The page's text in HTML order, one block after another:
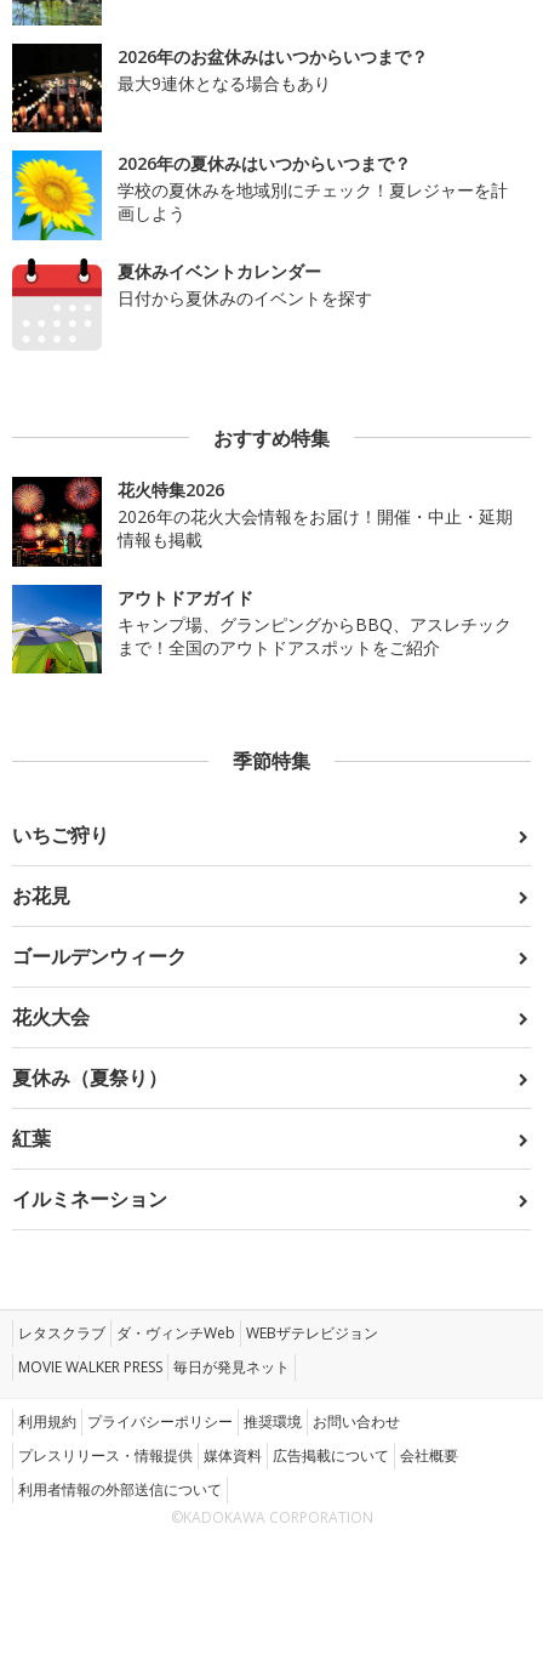
2026年のお盆休みはいつからいつまで？
最大9連休となる場合もあり
2026年の夏休みはいつからいつまで？
学校の夏休みを地域別にチェック！夏レジャーを計
画しよう
夏休みイベントカレンダー
日付から夏休みのイベントを探す
おすすめ特集
花火特集2026
2026年の花火大会情報をお届け！開催・中止・延期
情報も掲載
アウトドアガイド
キャンプ場、グランピングからBBQ、アスレチック
まで！全国のアウトドアスポットをご紹介
季節特集
いちご狩り
お花見
ゴールデンウィーク
花火大会
夏休み（夏祭り）
紅葉
イルミネーション
レタスクラブ ダ・ヴィンチWeb WEBザテレビジョン
MOVIE WALKER PRESS 毎日が発見ネット
利用規約 プライバシーポリシー 推奨環境 お問い合わせ
プレスリリース・情報提供 媒体資料 広告掲載について 会社概要
利用者情報の外部送信について
©KADOKAWA CORPORATION